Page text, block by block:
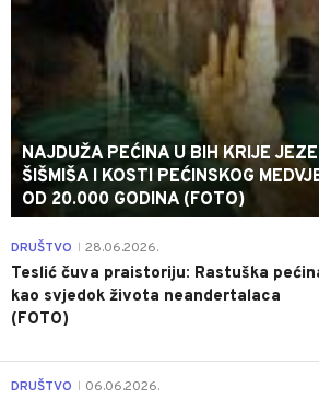
NAJDUŽA PEĆINA U BIH KRIJE
ŠIŠMIŠA I KOSTI PEĆINSKOG
OD 20.000 GODINA (FOTO)
DRUŠTVO 28.06.2026.
Teslić čuva praistoriju: Rastuška
kao svjedok života neandertalaca
(FOTO)
DRUŠTVO 06.06.2026.